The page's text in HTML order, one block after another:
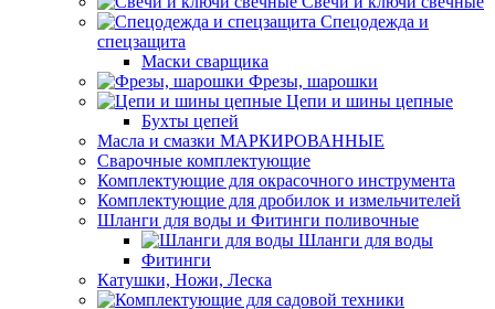
Спецодежда и
спецзащита
Маски сварщика
Фрезы, шарошки
Цепи и шины цепные
Бухты цепей
Масла и смазки МАРКИРОВАННЫЕ
Сварочные комплектующие
Комплектующие для окрасочного инструмента
Комплектующие для дробилок и измельчителей
Шланги для воды и Фитинги поливочные
Шланги для воды
Фитинги
Катушки, Ножи, Леска